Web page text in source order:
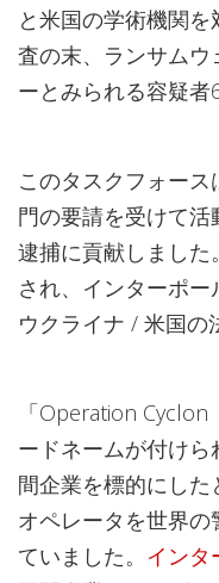
と米国の学術機関
査の末、ランサム
ーとみられる容疑者
このタスクフォー
門の要請を受けて
逮捕に貢献しまし
され、インターポ
ウクライナ / 米国の
「Operation
ードネームが付け
間企業を標的にし
オペレータを世界
ていました。 インタ